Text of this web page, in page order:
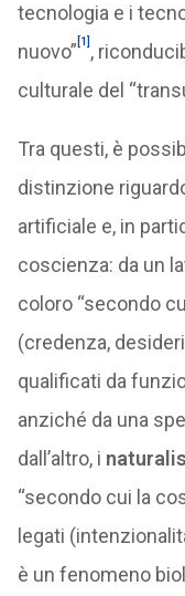
tecnologia e i
nuovo” [1] ,
culturale del
Tra questi, è
distinzione
artificiale e, in
coscienza: da un
coloro “secondo
(credenza,
qualificati da
anziché da una
dall’altro, i
“secondo cui la
legati
è un fenomeno